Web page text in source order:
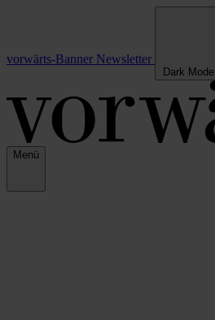
vorwärts-Banner Newsletter
Dark Mode
Menü